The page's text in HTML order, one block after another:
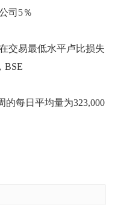
司5％
交易最低水平卢比损失
BSE
的每日平均量为323,000